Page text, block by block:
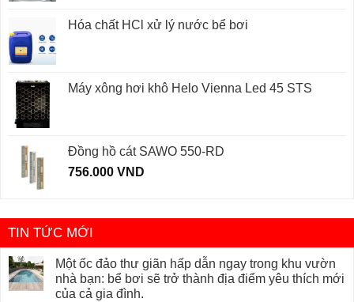
Hóa chất HCl xử lý nước bể bơi
Máy xông hơi khô Helo Vienna Led 45 STS
Đồng hồ cát SAWO 550-RD
756.000 VND
TIN TỨC MỚI
Một ốc đảo thư giãn hấp dẫn ngay trong khu vườn
nhà bạn: bể bơi sẽ trở thành địa điểm yêu thích mới
của cả gia đình.